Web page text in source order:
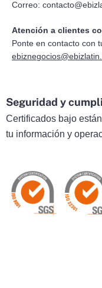
Correo:
Atención a clientes
Ponte en contacto con
Seguridad y
Certificados bajo
tu información y